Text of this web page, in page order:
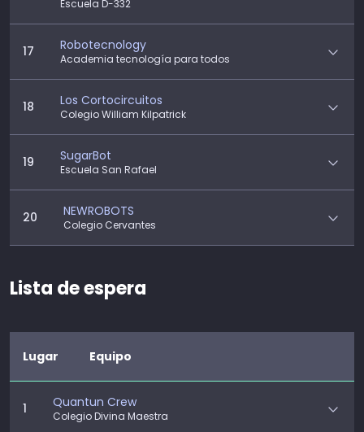
Escuela D-332
17 Robotecnology
Academia tecnología para todos
18 Los Cortocircuitos
Colegio William Kilpatrick
19 SugarBot
Escuela San Rafael
20 NEWROBOTS
Colegio Cervantes
Lista de espera
Lugar Equipo
1 Quantun Crew
Colegio Divina Maestra